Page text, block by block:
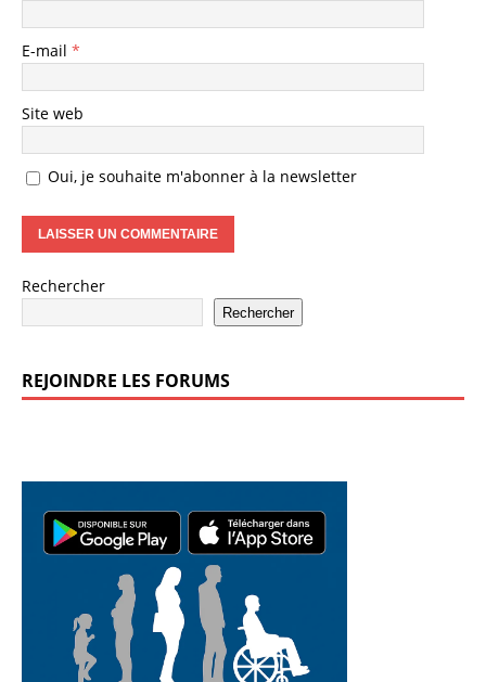
E-mail *
Site web
Oui, je souhaite m'abonner à la newsletter
Rechercher
Rechercher
REJOINDRE LES FORUMS